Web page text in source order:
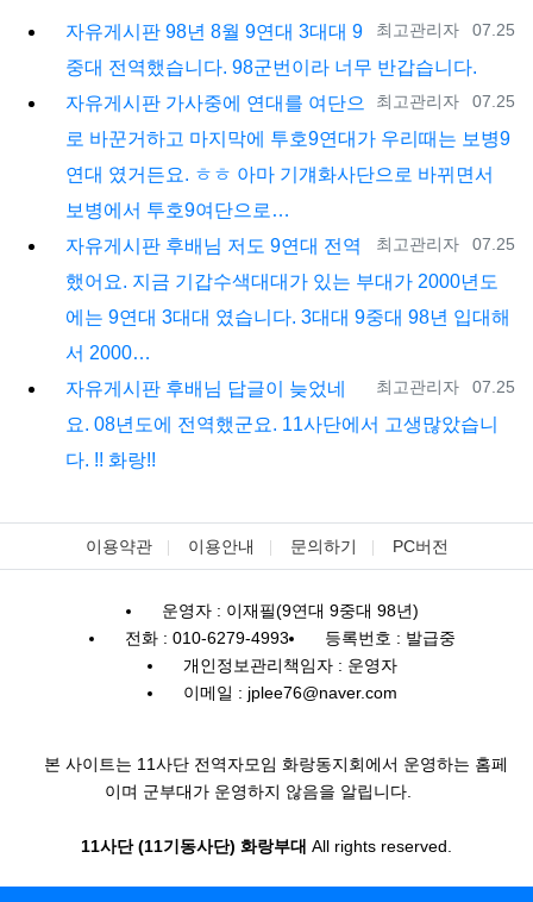
등록자
최고관리자 등록일
07.25
자유게시판 98년 8월 9연대 3대대 9
중대 전역했습니다. 98군번이라 너무 반갑습니다.
등록자
최고관리자 등록일
07.25
자유게시판 가사중에 연대를 여단으
로 바꾼거하고 마지막에 투호9연대가 우리때는 보병9
연대 였거든요. ㅎㅎ 아마 기걔화사단으로 바뀌면서
보병에서 투호9여단으로…
등록자
최고관리자 등록일
07.25
자유게시판 후배님 저도 9연대 전역
했어요. 지금 기갑수색대대가 있는 부대가 2000년도
에는 9연대 3대대 였습니다. 3대대 9중대 98년 입대해
서 2000…
등록자
최고관리자 등록일
07.25
자유게시판 후배님 답글이 늦었네
요. 08년도에 전역했군요. 11사단에서 고생많았습니
다. !! 화랑!!
이용약관 이용안내 문의하기 PC버전
운영자 : 이재필(9연대 9중대 98년)
전화 : 010-6279-4993
등록번호 : 발급중
개인정보관리책임자 : 운영자
이메일 : jplee76@naver.com
본 사이트는 11사단 전역자모임 화랑동지회에서 운영하는 홈페
이며 군부대가 운영하지 않음을 알립니다.
11사단 (11기동사단) 화랑부대 All rights reserved.